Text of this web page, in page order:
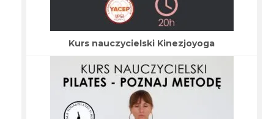
Kurs nauczycielski Kinezjoyoga